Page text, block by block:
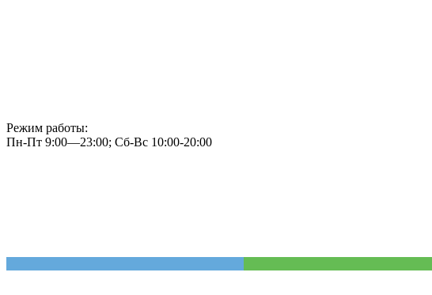
Режим работы:
Пн-Пт 9:00—23:00; Сб-Вс 10:00-20:00